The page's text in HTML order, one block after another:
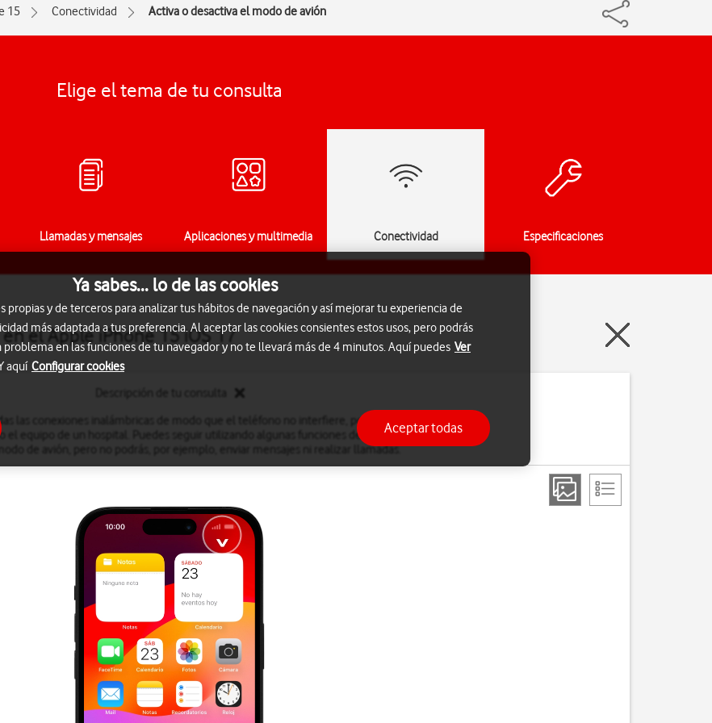
15 Conectividad Activa o desactiva el modo de avión
Elige el tema de tu consulta
Llamadas y mensajes Aplicaciones y multimedia Conectividad Especificaciones
el Apple iPhone 15 iOS 17
las conexiones inalámbricas de modo que el teléfono no interfiere, por ejemplo, con los
el equipo de un hospital. Puedes seguir utilizando algunas funciones del teléfono cuando has
de avión, pero no podrás, por ejemplo, enviar mensajes ni realizar llamadas.
Ya sabes... lo de las cookies
propias y de terceros para analizar tus hábitos de navegación y así mejorar tu experiencia de
más adaptada a tus preferencia. Al aceptar las cookies consientes estos usos, pero podrás
en las funciones de tu navegador y no te llevará más de 4 minutos. Aquí puedes Ver
aquí Configurar cookies
Aceptar todas